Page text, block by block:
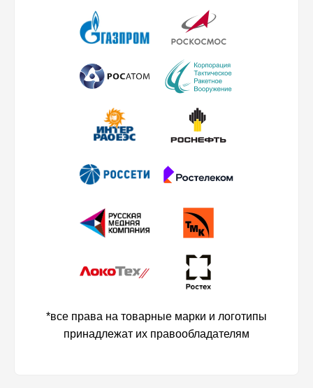
*все права на товарные марки и логотипы
принадлежат их правообладателям